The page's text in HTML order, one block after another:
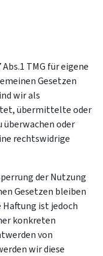
TMG für eigene
Gesetzen
wir als
übermittelte oder
oder
rechtswidrige
der Nutzung
Gesetzen bleiben
Haftung ist jedoch
konkreten
von
wir diese